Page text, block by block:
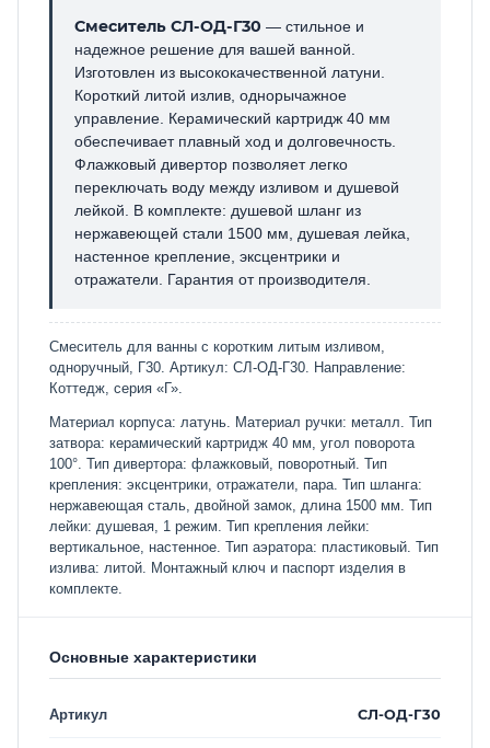
Смеситель СЛ-ОД-Г30 — стильное и
надежное решение для вашей ванной.
Изготовлен из высококачественной латуни.
Короткий литой излив, однорычажное
управление. Керамический картридж 40 мм
обеспечивает плавный ход и долговечность.
Флажковый дивертор позволяет легко
переключать воду между изливом и душевой
лейкой. В комплекте: душевой шланг из
нержавеющей стали 1500 мм, душевая лейка,
настенное крепление, эксцентрики и
отражатели. Гарантия от производителя.
Смеситель для ванны с коротким литым изливом,
одноручный, Г30. Артикул: СЛ-ОД-Г30. Направление:
Коттедж, серия «Г».
Материал корпуса: латунь. Материал ручки: металл. Тип
затвора: керамический картридж 40 мм, угол поворота
100°. Тип дивертора: флажковый, поворотный. Тип
крепления: эксцентрики, отражатели, пара. Тип шланга:
нержавеющая сталь, двойной замок, длина 1500 мм. Тип
лейки: душевая, 1 режим. Тип крепления лейки:
вертикальное, настенное. Тип аэратора: пластиковый. Тип
излива: литой. Монтажный ключ и паспорт изделия в
комплекте.
Основные характеристики
Артикул СЛ-ОД-Г30